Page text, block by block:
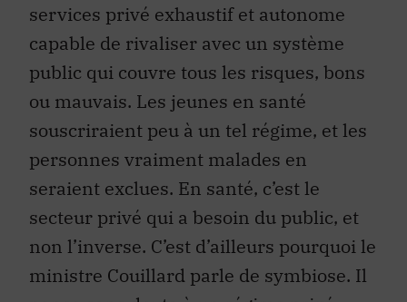
services privé exhaustif et autonome
capable de rivaliser avec un système
public qui couvre tous les risques, bons
ou mauvais. Les jeunes en santé
souscriraient peu à un tel régime, et les
personnes vraiment malades en
seraient exclues. En santé, c’est le
secteur privé qui a besoin du public, et
non l’inverse. C’est d’ailleurs pourquoi le
ministre Couillard parle de symbiose. Il